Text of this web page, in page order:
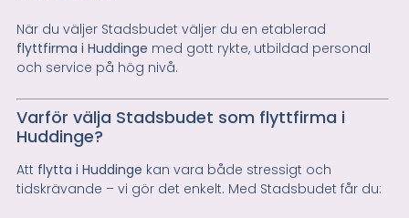
När du väljer Stadsbudet väljer du en etablerad
flyttfirma i Huddinge med gott rykte, utbildad personal
och service på hög nivå.
Varför välja Stadsbudet som flyttfirma i
Huddinge?
Att flytta i Huddinge kan vara både stressigt och
tidskrävande – vi gör det enkelt. Med Stadsbudet får du: